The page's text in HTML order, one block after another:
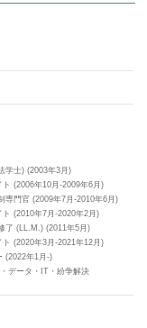
学士) (2003年3月)
ト (2006年10月-2009年6月)
専門官 (2009年7月-2010年6月)
ト (2010年7月-2020年2月)
了 (LL.M.) (2011年5月)
ト (2020年3月-2021年12月)
(2022年1月-)
データ・IT・紛争解決